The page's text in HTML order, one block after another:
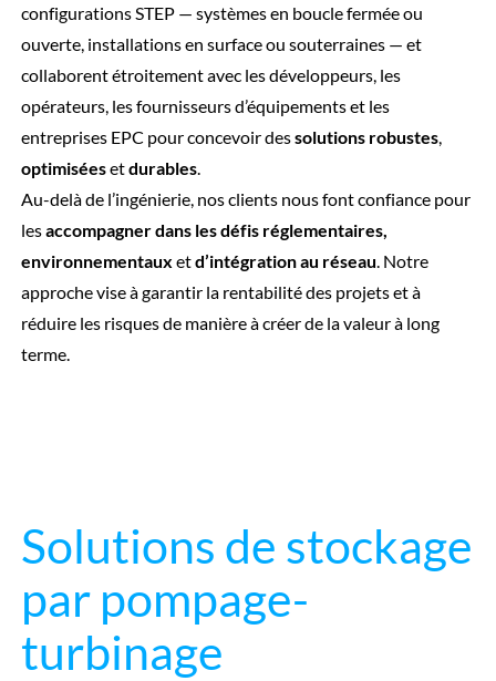
configurations STEP — systèmes en boucle fermée ou
ouverte, installations en surface ou souterraines — et
collaborent étroitement avec les développeurs, les
opérateurs, les fournisseurs d’équipements et les
entreprises EPC pour concevoir dessolutions robustes,
optimiséesetdurables.
Au-delà de l’ingénierie, nos clients nous font confiancepour
lesaccompagner dans les défis réglementaires,
environnementaux etd’intégration au réseau. Notre
approche vise à garantir la rentabilité des projets et à
réduire les risques de manière à créer de la valeur à long
terme.
Solutions de stockage
par pompage-
turbinage